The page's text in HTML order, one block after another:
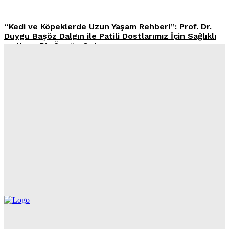
“Kedi ve Köpeklerde Uzun Yaşam Rehberi”: Prof. Dr.
Duygu Başöz Dalgın ile Patili Dostlarımız İçin Sağlıklı
ve Uzun Bir Ömrün Sırları